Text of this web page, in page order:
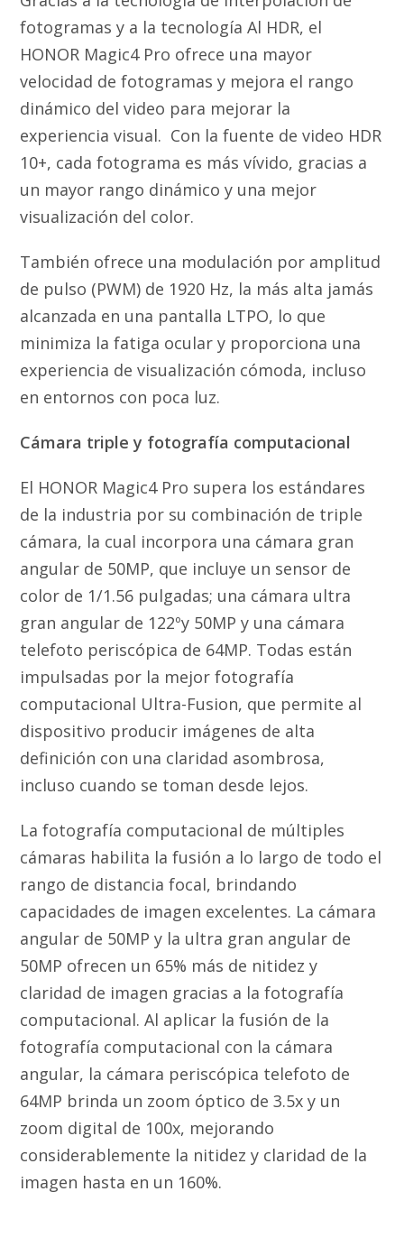
fotogramas y a la tecnología Al HDR, el
HONOR Magic4 Pro ofrece una mayor
velocidad de fotogramas y mejora el rango
dinámico del video para mejorar la
experiencia visual. Con la fuente de video HDR
10+, cada fotograma es más vívido, gracias a
un mayor rango dinámico y una mejor
visualización del color.
También ofrece una modulación por amplitud
de pulso (PWM) de 1920 Hz, la más alta jamás
alcanzada en una pantalla LTPO, lo que
minimiza la fatiga ocular y proporciona una
experiencia de visualización cómoda, incluso
en entornos con poca luz.
Cámara triple y fotografía computacional
El HONOR Magic4 Pro supera los estándares
de la industria por su combinación de triple
cámara, la cual incorpora una cámara gran
angular de 50MP, que incluye un sensor de
color de 1/1.56 pulgadas; una cámara ultra
gran angular de 122ºy 50MP y una cámara
telefoto periscópica de 64MP. Todas están
impulsadas por la mejor fotografía
computacional Ultra-Fusion, que permite al
dispositivo producir imágenes de alta
definición con una claridad asombrosa,
incluso cuando se toman desde lejos.
La fotografía computacional de múltiples
cámaras habilita la fusión a lo largo de todo el
rango de distancia focal, brindando
capacidades de imagen excelentes. La cámara
angular de 50MP y la ultra gran angular de
50MP ofrecen un 65% más de nitidez y
claridad de imagen gracias a la fotografía
computacional. Al aplicar la fusión de la
fotografía computacional con la cámara
angular, la cámara periscópica telefoto de
64MP brinda un zoom óptico de 3.5x y un
zoom digital de 100x, mejorando
considerablemente la nitidez y claridad de la
imagen hasta en un 160%.